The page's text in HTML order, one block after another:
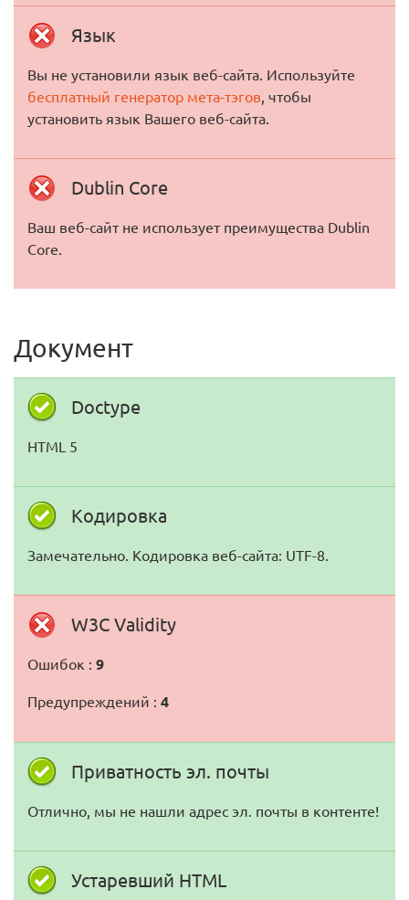
Язык
Вы не установили язык веб-сайта. Используйте
бесплатный генератор мета-тэгов, чтобы
установить язык Вашего веб-сайта.
Dublin Core
Ваш веб-сайт не использует преимущества Dublin
Core.
Документ
Doctype
HTML 5
Кодировка
Замечательно. Кодировка веб-сайта: UTF-8.
W3C Validity
Ошибок : 9
Предупреждений : 4
Приватность эл. почты
Отлично, мы не нашли адрес эл. почты в контенте!
Устаревший HTML